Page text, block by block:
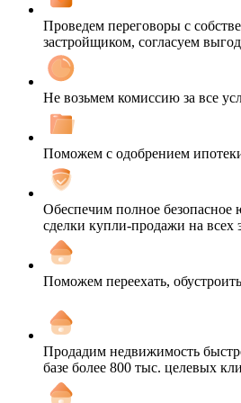
Проведем переговоры с
застройщиком, согласуем
Не возьмем комиссию за все
Поможем с одобрением
Обеспечим полное безопасное
сделки купли-продажи на всех
Поможем переехать,
Продадим недвижимость
базе более 800 тыс. целевых